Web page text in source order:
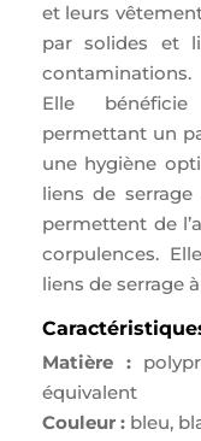
et leurs
par solides et
contaminations.
Elle
permettant un
une hygiène
liens de
permettent de
corpulences.
liens de serrage
Matière :
équivalent
Couleur : bleu,